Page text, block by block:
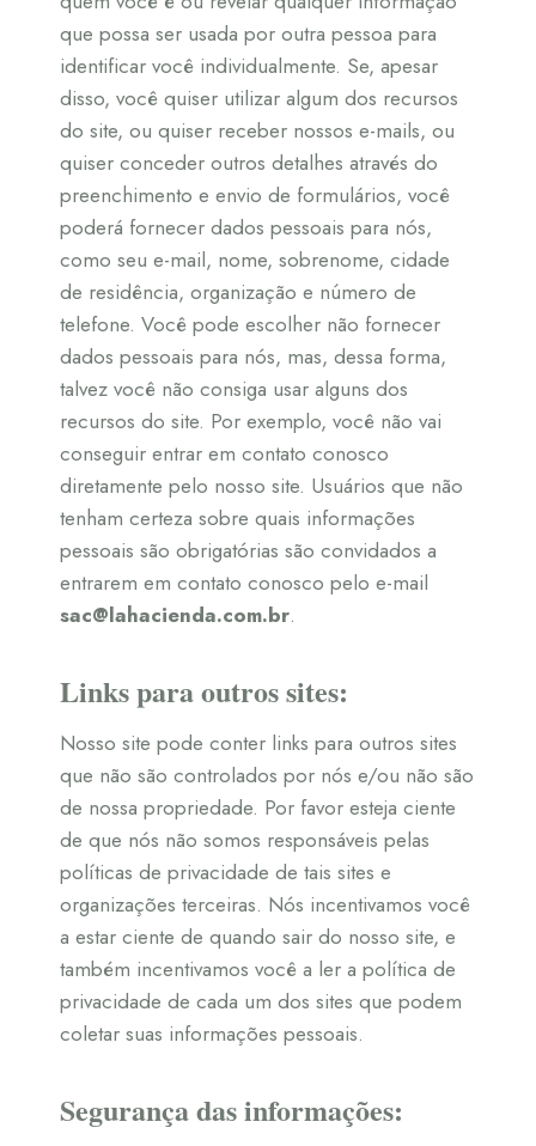
que possa ser usada por outra pessoa para
identificar você individualmente. Se, apesar
disso, você quiser utilizar algum dos recursos
do site, ou quiser receber nossos e-mails, ou
quiser conceder outros detalhes através do
preenchimento e envio de formulários, você
poderá fornecer dados pessoais para nós,
como seu e-mail, nome, sobrenome, cidade
de residência, organização e número de
telefone. Você pode escolher não fornecer
dados pessoais para nós, mas, dessa forma,
talvez você não consiga usar alguns dos
recursos do site. Por exemplo, você não vai
conseguir entrar em contato conosco
diretamente pelo nosso site. Usuários que não
tenham certeza sobre quais informações
pessoais são obrigatórias são convidados a
entrarem em contato conosco pelo e-mail
sac@lahacienda.com.br.
Links para outros sites:
Nosso site pode conter links para outros sites
que não são controlados por nós e/ou não são
de nossa propriedade. Por favor esteja ciente
de que nós não somos responsáveis pelas
políticas de privacidade de tais sites e
organizações terceiras. Nós incentivamos você
a estar ciente de quando sair do nosso site, e
também incentivamos você a ler a política de
privacidade de cada um dos sites que podem
coletar suas informações pessoais.
Segurança das informações: